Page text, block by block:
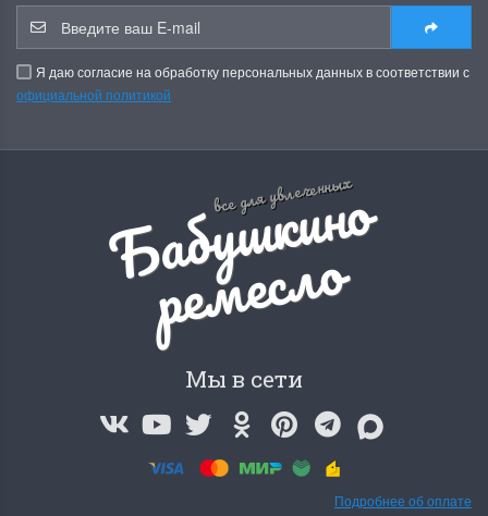
Я даю согласие на обработку персональных данных в соответствии с
официальной политикой
все для увлеченных
Б
а
б
у
ш
к
и
н
о
р
е
м
е
с
л
о
Мы в сети
Подробнее об оплате